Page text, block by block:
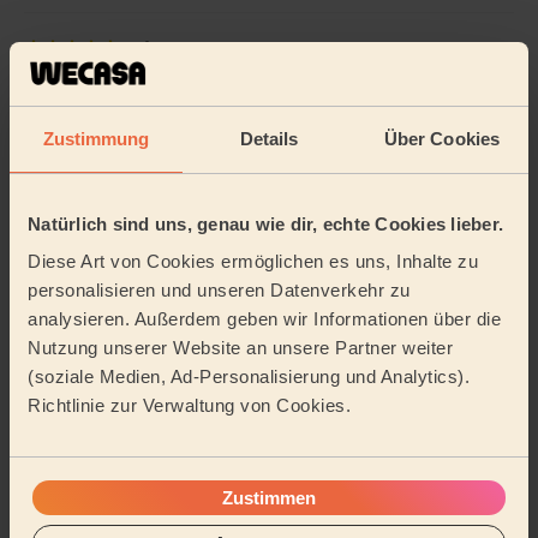
Zustimmung Details Über Cookies
Natürlich sind uns, genau wie dir, echte Cookies lieber.
Diese Art von Cookies ermöglichen es uns, Inhalte zu
personalisieren und unseren Datenverkehr zu
analysieren. Außerdem geben wir Informationen über die
Nutzung unserer Website an unsere Partner weiter
(soziale Medien, Ad-Personalisierung und Analytics).
Richtlinie zur Verwaltung von Cookies.
Zustimmen
5/5
Regelmäßige Reinigung, Reinigungsmittel
5/5 •
vor 4 Monaten
Regelmäßige Reinigung
Herr Aljassem war überpünktlich und sehr freundlich.
Die vorgegebene Reinigungszeit wurde eingehalten,
kleine Änderungswünsche wurden bereitwillig ...
lesen
Tamara (Deutsch-Wagram)
Weitere Bewertungen anzeigen